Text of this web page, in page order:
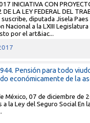
INICIATIVA CON
LA LEY FEDERAL DEL
suscribe, diputada Jisela
Nacional a la LXIII
por el art&iac...
Pensión para todo
económicamente de la
México, 07 de diciembre de
a la Ley del Seguro Social En